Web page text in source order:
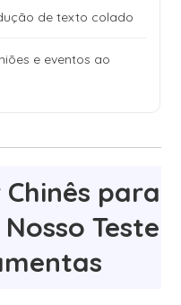
de texto colado
e eventos ao
para
Teste